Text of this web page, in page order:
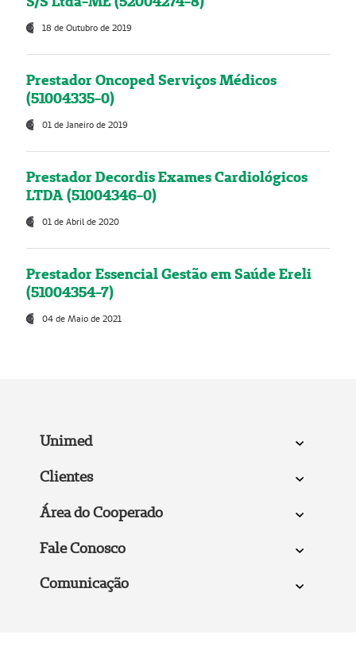
18 de Outubro de 2019
Prestador Oncoped Serviços Médicos
(51004335-0)
01 de Janeiro de 2019
Prestador Decordis Exames Cardiológicos
LTDA (51004346-0)
01 de Abril de 2020
Prestador Essencial Gestão em Saúde Ereli
(51004354-7)
04 de Maio de 2021
Unimed
Clientes
Área do Cooperado
Fale Conosco
Comunicação